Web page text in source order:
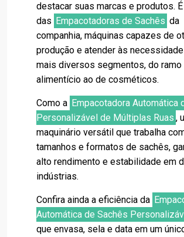
destacar suas marcas e produtos.
das Empacotadoras de Sachês da
companhia, máquinas capazes de
produção e atender às
mais diversos segmentos, do ramo
alimentício ao de cosméticos.
Como a Empacotadora Automática
Personalizável de Múltiplas Ruas ,
maquinário versátil que trabalha
tamanhos e formatos de sachês,
alto rendimento e estabilidade em
indústrias.
Confira ainda a eficiência da
Automática de Sachês
que envasa, sela e data em um